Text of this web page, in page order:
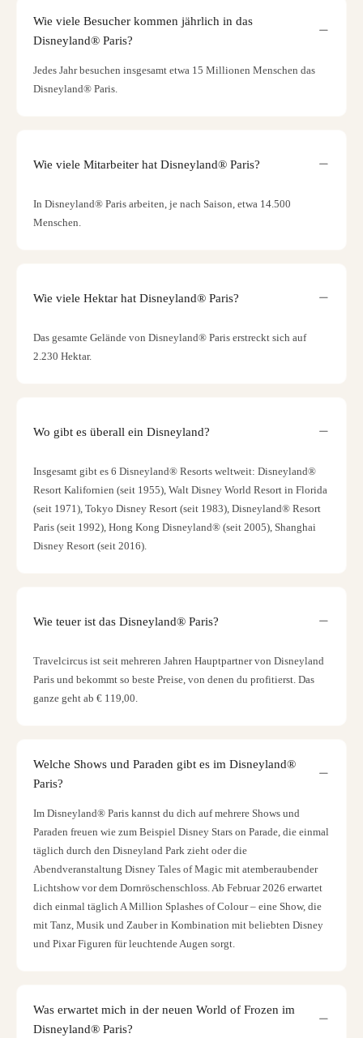
Wie viele Besucher kommen jährlich in das
Disneyland® Paris?
Jedes Jahr besuchen insgesamt etwa 15 Millionen Menschen das
Disneyland® Paris.
Wie viele Mitarbeiter hat Disneyland® Paris?
In Disneyland® Paris arbeiten, je nach Saison, etwa 14.500
Menschen.
Wie viele Hektar hat Disneyland® Paris?
Das gesamte Gelände von Disneyland® Paris erstreckt sich auf
2.230 Hektar.
Wo gibt es überall ein Disneyland?
Insgesamt gibt es 6 Disneyland® Resorts weltweit: Disneyland®
Resort Kalifornien (seit 1955), Walt Disney World Resort in Florida
(seit 1971), Tokyo Disney Resort (seit 1983), Disneyland® Resort
Paris (seit 1992), Hong Kong Disneyland® (seit 2005), Shanghai
Disney Resort (seit 2016).
Wie teuer ist das Disneyland® Paris?
Travelcircus ist seit mehreren Jahren Hauptpartner von Disneyland
Paris und bekommt so beste Preise, von denen du profitierst. Das
ganze geht ab € 119,00.
Welche Shows und Paraden gibt es im Disneyland®
Paris?
Im Disneyland® Paris kannst du dich auf mehrere Shows und
Paraden freuen wie zum Beispiel Disney Stars on Parade, die einmal
täglich durch den Disneyland Park zieht oder die
Abendveranstaltung Disney Tales of Magic mit atemberaubender
Lichtshow vor dem Dornröschenschloss. Ab Februar 2026 erwartet
dich einmal täglich A Million Splashes of Colour – eine Show, die
mit Tanz, Musik und Zauber in Kombination mit beliebten Disney
und Pixar Figuren für leuchtende Augen sorgt.
Was erwartet mich in der neuen World of Frozen im
Disneyland® Paris?